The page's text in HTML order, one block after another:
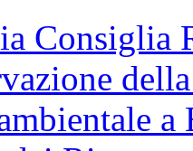
Consiglia